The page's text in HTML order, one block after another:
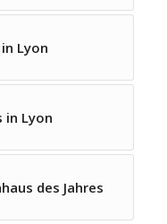
Lyon
in Lyon
des Jahres